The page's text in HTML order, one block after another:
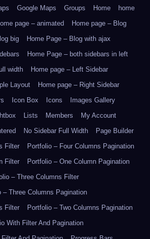
Google Maps Groups Home
home
page – animated
Home page – Blog
big
Home Page – Blog with ajax
Home Page – both sidebars in left
width
Home page – Left Sidebar
Layout
Home page – Right Sidebar
Icon Box Icons
Images Gallery
Lists Members
My Account
No Sidebar Full Width
Page Builder
Filter
Portfolio – Four Columns Pagination
Filter
Portfolio – One Column Pagination
– Three Columns Filter
– Three Columns Pagination
Filter
Portfolio – Two Columns Pagination
With Filter And Pagination